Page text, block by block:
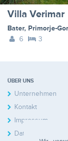
Villa Verimar
Bater, Primorje-
6
3
ÜBER UNS
Unternehmen
Kontakt
Impressum